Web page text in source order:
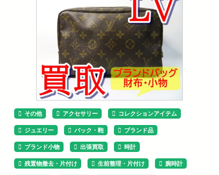
その他 アクセサリー コレクションアイテム
ジュエリー バック・鞄 ブランド品
ブランド小物 出張買取 時計
残置物撤去・片付け 生前整理・片付け 腕時計